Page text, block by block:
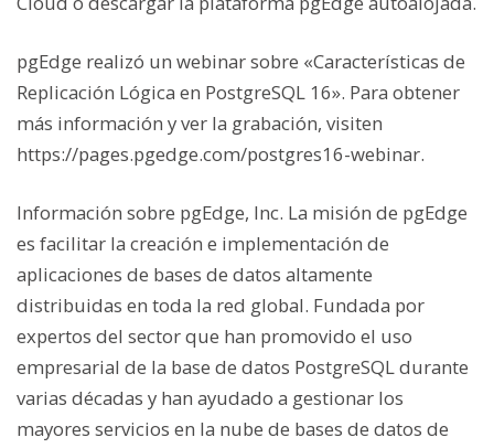
pgEdge realizó un webinar sobre «Características de
Replicación Lógica en PostgreSQL 16». Para obtener
más información y ver la grabación, visiten
https://pages.pgedge.com/postgres16-webinar.
Información sobre pgEdge, Inc. La misión de pgEdge
es facilitar la creación e implementación de
aplicaciones de bases de datos altamente
distribuidas en toda la red global. Fundada por
expertos del sector que han promovido el uso
empresarial de la base de datos PostgreSQL durante
varias décadas y han ayudado a gestionar los
mayores servicios en la nube de bases de datos de